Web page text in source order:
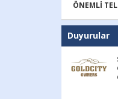
ÖNEMLI
Duyurular